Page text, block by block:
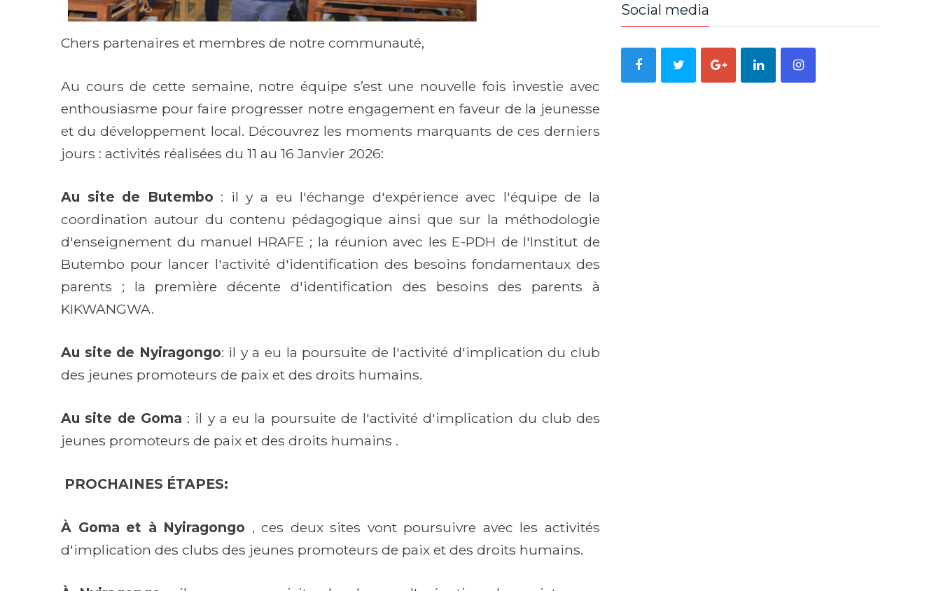
Chers partenaires et membres de notre communauté,
Au cours de cette semaine, notre équipe s’est une nouvelle fois investie avec
enthousiasme pour faire progresser notre engagement en faveur de la jeunesse
et du développement local. Découvrez les moments marquants de ces derniers
jours : activités réalisées du 11 au 16 Janvier 2026:
Au site de Butembo : il y a eu l'échange d'expérience avec l'équipe de la
coordination autour du contenu pédagogique ainsi que sur la méthodologie
d'enseignement du manuel HRAFE ; la réunion avec les E-PDH de l'Institut de
Butembo pour lancer l'activité d'identification des besoins fondamentaux des
parents ; la première décente d'identification des besoins des parents à
KIKWANGWA.
Au site de Nyiragongo: il y a eu la poursuite de l'activité d'implication du club
des jeunes promoteurs de paix et des droits humains.
Au site de Goma : il y a eu la poursuite de l'activité d'implication du club des
jeunes promoteurs de paix et des droits humains .
PROCHAINES ÉTAPES:
À Goma et à Nyiragongo , ces deux sites vont poursuivre avec les activités
d'implication des clubs des jeunes promoteurs de paix et des droits humains.
Social media